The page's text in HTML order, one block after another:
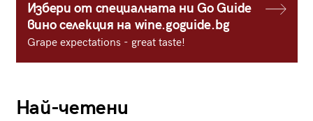
Избери от специалната ни Go Guide
вино селекция на wine.goguide.bg
Grape expectations - great taste!
Най-четени